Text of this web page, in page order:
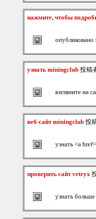
нажмите, чтобы
узнать miningclub 投稿
взгляните на
веб-сайт miningclub 投
узнать <a
проверить сайт vetryx
узнать